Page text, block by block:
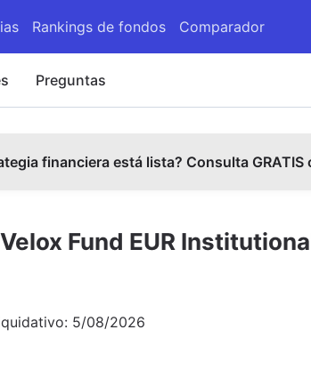
Rankings de fondos Comparador
Preguntas
financiera está lista? Consulta
Fund EUR
5/08/2026